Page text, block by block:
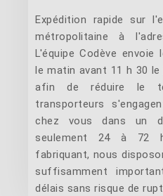
Expédition rapide sur
métropolitaine à
L'équipe Codève envoie
le matin avant 11 h 30
afin de réduire le
transporteurs
chez vous dans un
seulement 24 à 72
fabriquant, nous
suffisamment
délais sans risque de